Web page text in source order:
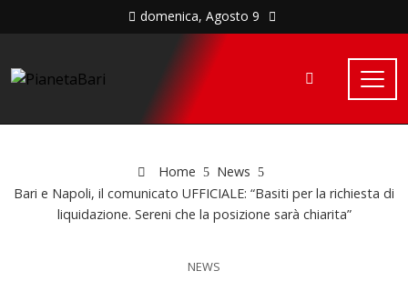
domenica, Agosto 9
Home
News
Bari e Napoli, il comunicato UFFICIALE: “Basiti per la richiesta di
liquidazione. Sereni che la posizione sarà chiarita”
NEWS